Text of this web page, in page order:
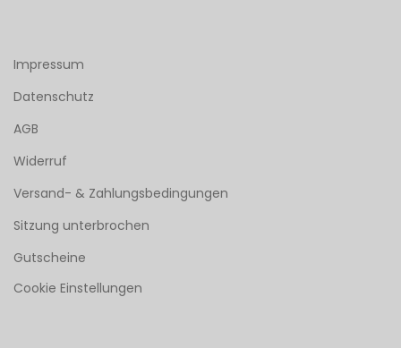
Impressum
Datenschutz
AGB
Widerruf
Versand- & Zahlungsbedingungen
Sitzung unterbrochen
Gutscheine
Cookie Einstellungen